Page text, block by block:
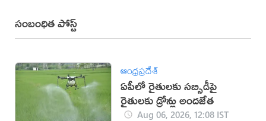
సంబంధిత పోస్ట్
ఆంధ్రప్రదేశ్
ఏపీలో రైతులకు సబ్సిడీపై
రైతులకు డ్రోన్లు అందజేత
Aug 06, 2026, 12:08 IST